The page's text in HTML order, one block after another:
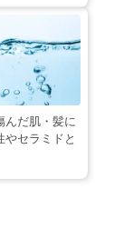
だ肌・髪に
やセラミドと